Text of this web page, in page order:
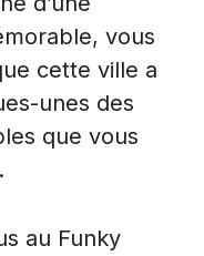
vous
cette ville a
unes des
que vous
au Funky